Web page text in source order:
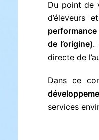
Du point de
d’éleveurs
de l’origine).
directe de
Dans ce
services